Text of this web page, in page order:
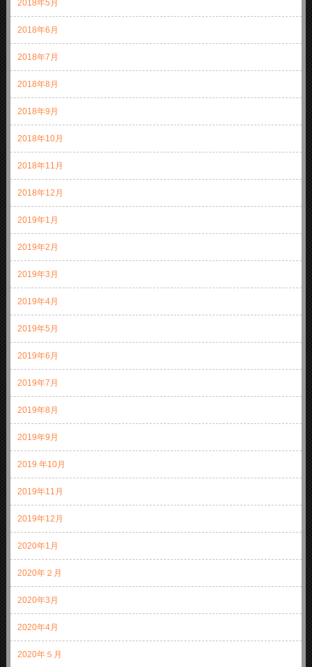
2018年5月
2018年6月
2018年7月
2018年8月
2018年9月
2018年10月
2018年11月
2018年12月
2019年1月
2019年2月
2019年3月
2019年4月
2019年5月
2019年6月
2019年7月
2019年8月
2019年9月
2019 年10月
2019年11月
2019年12月
2020年1月
2020年２月
2020年3月
2020年4月
2020年５月